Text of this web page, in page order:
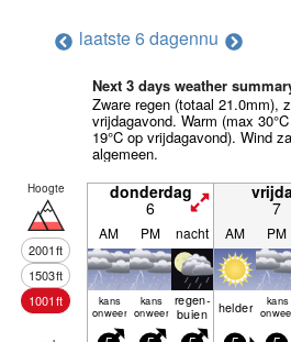
laatste 6 dagennu
Next 3 days weather
Zware regen (totaal 21.0mm),
vrijdagavond. Warm (max
19°C op vrijdagavond). Wind
algemeen.
Hoogte
2001ft
1503ft
1001ft
donderdag
6 7
AM PM nacht AM PM
kans
onweer
kans
onweer
regen­
buien helder kans